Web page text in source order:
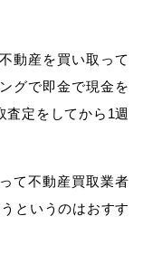
動産を買い取って
グで即金で現金を
査定をしてから1週
て不動産買取業者
というのはおすす